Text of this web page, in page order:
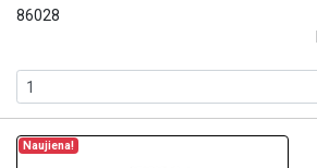
86028
Naujiena!